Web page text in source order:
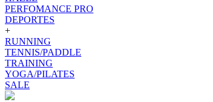
PERFOMANCE PRO
DEPORTES
+
RUNNING
TENNIS/PADDLE
TRAINING
YOGA/PILATES
SALE